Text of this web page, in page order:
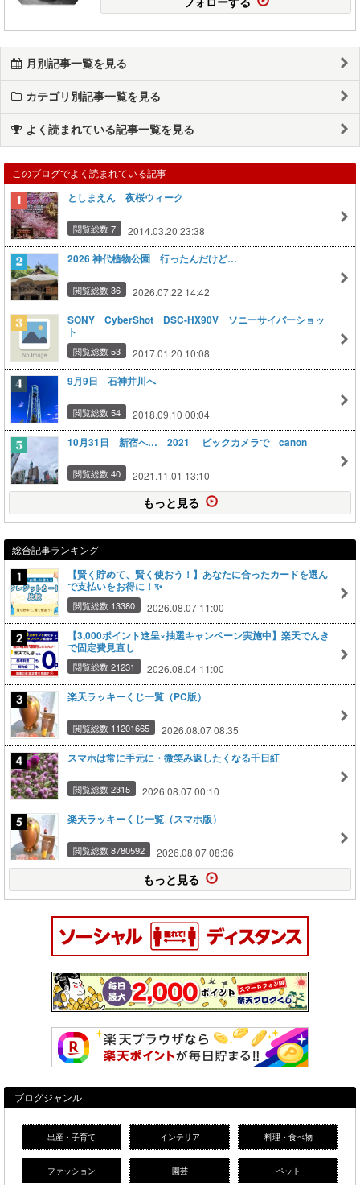
月別記事一覧を見る
カテゴリ別記事一覧を見る
よく読まれている記事一覧を見る
このブログでよく読まれている記事
としまえん 夜桜ウィーク
閲覧総数 7 2014.03.20 23:38
2026 神代植物公園 行ったんだけど…
閲覧総数 36 2026.07.22 14:42
SONY CyberShot DSC-HX90V ソニーサイバーショッ
ト
閲覧総数 53 2017.01.20 10:08
9月9日 石神井川へ
閲覧総数 54 2018.09.10 00:04
10月31日 新宿へ… 2021 ビックカメラで canon
閲覧総数 40 2021.11.01 13:10
もっと見る
総合記事ランキング
【賢く貯めて、賢く使おう！】あなたに合ったカードを選ん
で支払いをお得に！✨
閲覧総数 13380 2026.08.07 11:00
【3,000ポイント進呈×抽選キャンペーン実施中】楽天でんき
で固定費見直し
閲覧総数 21231 2026.08.04 11:00
楽天ラッキーくじ一覧（PC版）
閲覧総数 11201665 2026.08.07 08:35
スマホは常に手元に・微笑み返したくなる千日紅
閲覧総数 2315 2026.08.07 00:10
楽天ラッキーくじ一覧（スマホ版）
閲覧総数 8780592 2026.08.07 08:36
もっと見る
ブログジャンル
出産・子育て インテリア 料理・食べ物
ファッション 園芸 ペット